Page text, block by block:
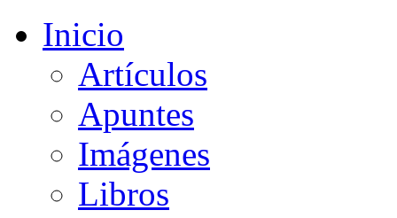
Inicio
Artículos
Apuntes
Imágenes
Libros